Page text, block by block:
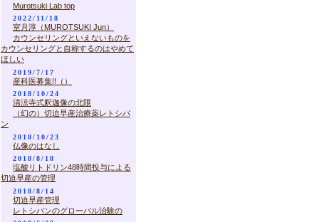
Murotsuki Lab top
2022/11/18
室月淳（MUROTSUKI Jun）
カウンセリングといえないものを
カウンセリングと自称するのはやめて
ほしい
2019/7/17
産科医募集!!（）
2018/10/24
清涼寺式釈迦像の北限
（幻の）切迫早産治療薬レトシバ
ン
2018/10/23
仏像のはなし
2018/8/18
塩酸リトドリン48時間投与による
切迫早産の管理
2018/8/14
切迫早産管理
レトシバンのグローバル治験の